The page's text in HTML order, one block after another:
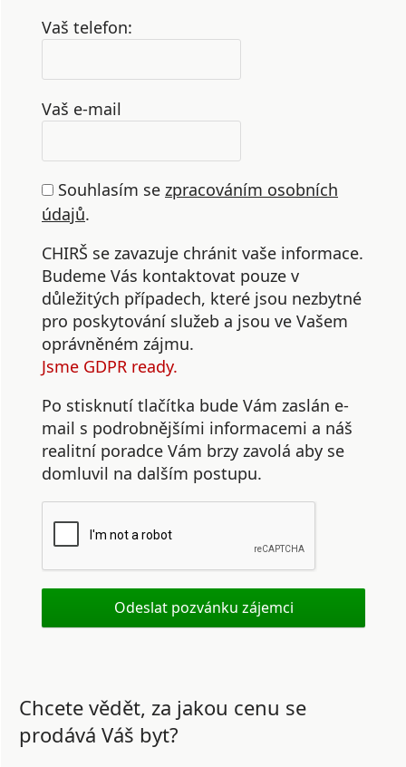
Vaš telefon:
Vaš e-mail
Souhlasím se zpracováním osobních
údajů.
CHIRŠ se zavazuje chránit vaše informace.
Budeme Vás kontaktovat pouze v
důležitých případech, které jsou nezbytné
pro poskytování služeb a jsou ve Vašem
oprávněném zájmu.
Jsme GDPR ready.
Po stisknutí tlačítka bude Vám zaslán e-
mail s podrobnějšími informacemi a náš
realitní poradce Vám brzy zavolá aby se
domluvil na dalším postupu.
Chcete vědět, za jakou cenu se
prodává Váš byt?